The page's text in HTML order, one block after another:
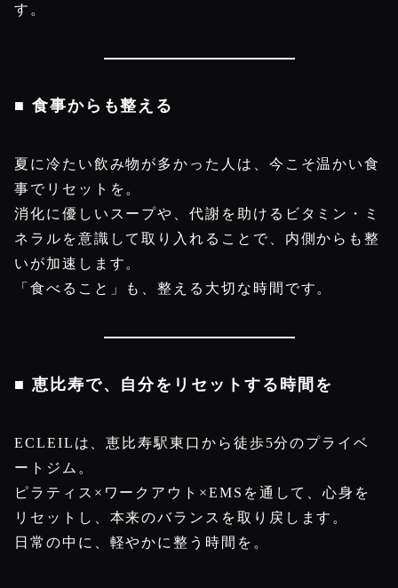
す。
■ 食事からも整える
夏に冷たい飲み物が多かった人は、今こそ温かい食
事でリセットを。
消化に優しいスープや、代謝を助けるビタミン・ミ
ネラルを意識して取り入れることで、内側からも整
いが加速します。
「食べること」も、整える大切な時間です。
■ 恵比寿で、自分をリセットする時間を
ECLEILは、恵比寿駅東口から徒歩5分のプライベ
ートジム。
ピラティス×ワークアウト×EMSを通して、心身を
リセットし、本来のバランスを取り戻します。
日常の中に、軽やかに整う時間を。